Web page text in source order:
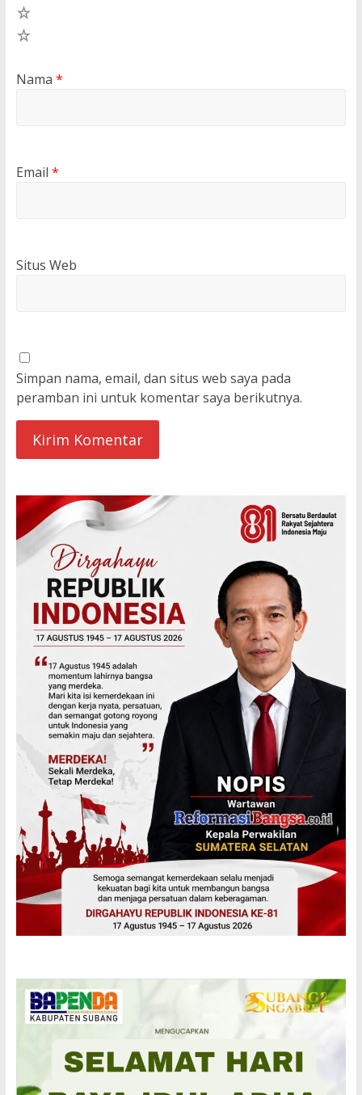
Nama *
Email *
Situs Web
Simpan nama, email, dan situs web saya pada
peramban ini untuk komentar saya berikutnya.